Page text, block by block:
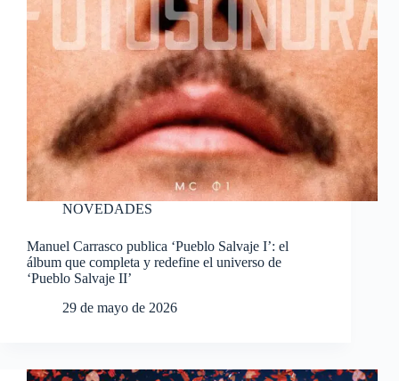
NOVEDADES
Manuel Carrasco publica ‘Pueblo Salvaje I’: el
álbum que completa y redefine el universo de
‘Pueblo Salvaje II’
29 de mayo de 2026